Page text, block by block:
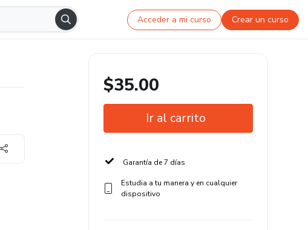
Acceder a mi curso Crear un curso
$35.00
Ir al carrito
Garantía de 7 días
Estudia a tu manera y en cualquier
dispositivo